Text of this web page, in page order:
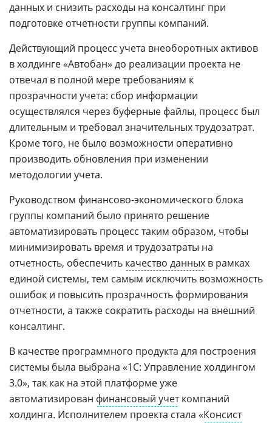
данных и снизить расходы на консалтинг при
подготовке отчетности группы компаний.
Действующий процесс учета внеоборотных активов
в холдинге «Автобан» до реализации проекта не
отвечал в полной мере требованиям к
прозрачности учета: сбор информации
осуществлялся через буферные файлы, процесс был
длительным и требовал значительных трудозатрат.
Кроме того, не было возможности оперативно
производить обновления при изменении
методологии учета.
Руководством финансово-экономического блока
группы компаний было принято решение
автоматизировать процесс таким образом, чтобы
минимизировать время и трудозатраты на
отчетность, обеспечить качество данных в рамках
единой системы, тем самым исключить возможность
ошибок и повысить прозрачность формирования
отчетности, а также сократить расходы на внешний
консалтинг.
В качестве программного продукта для построения
системы была выбрана «1С: Управление холдингом
3.0», так как на этой платформе уже
автоматизирован финансовый учеткомпаний
холдинга. Исполнителем проекта стала «Консист